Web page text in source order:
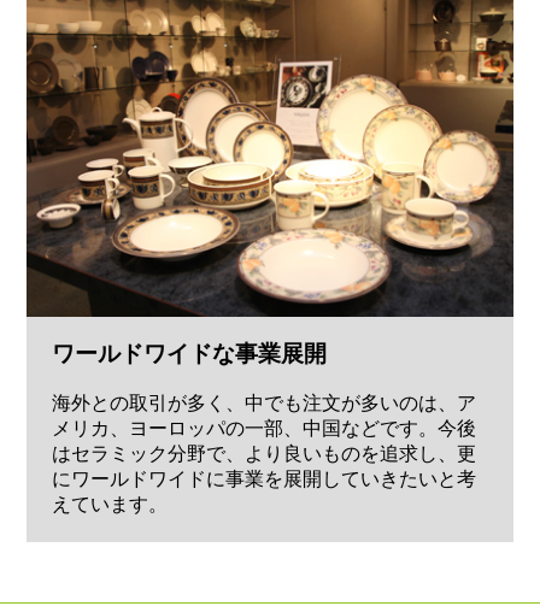
ワールドワイドな事業展開
海外との取引が多く、中でも注文が多いのは、ア
メリカ、ヨーロッパの一部、中国などです。今後
はセラミック分野で、より良いものを追求し、更
にワールドワイドに事業を展開していきたいと考
えています。